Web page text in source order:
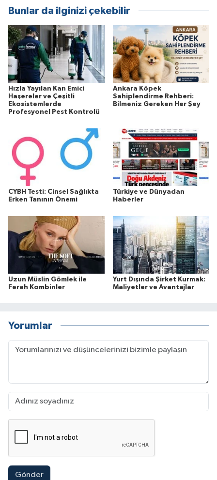
Bunlar da ilginizi çekebilir
Hızla Yayılan Kan Emici
Haşereler ve Çeşitli
Ekosistemlerde
Profesyonel Pest Kontrolü
Ankara Köpek
Sahiplendirme Rehberi:
Bilmeniz Gereken Her Şey
CYBH Testi: Cinsel Sağlıkta
Erken Tanının Önemi
Türkiye ve Dünyadan
Haberler
Uzun Müslin Gömlek ile
Ferah Kombinler
Yurt Dışında Şirket Kurmak:
Maliyetler ve Avantajlar
Yorumlar
Gönder